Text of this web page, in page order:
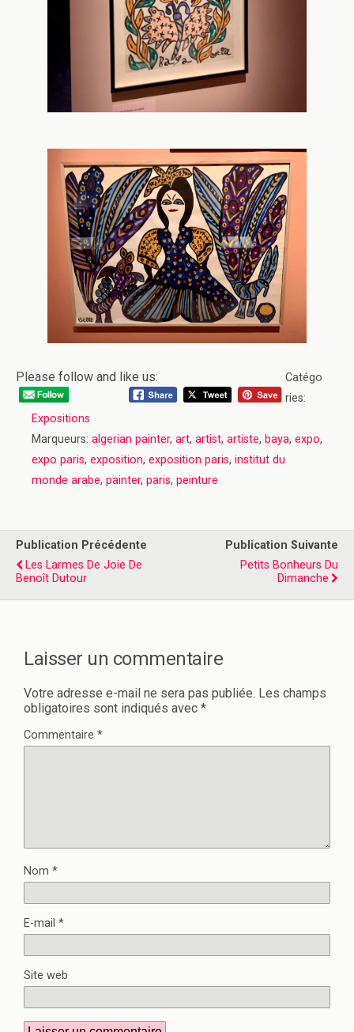
Please follow and like us:
Catégo
ries:
Expositions
Marqueurs: algerian painter, art, artist, artiste, baya, expo,
expo paris, exposition, exposition paris, institut du
monde arabe, painter, paris, peinture
Publication Précédente
Les Larmes De Joie De
Benoît Dutour
Publication Suivante
Petits Bonheurs Du
Dimanche
Laisser un commentaire
Votre adresse e-mail ne sera pas publiée. Les champs
obligatoires sont indiqués avec *
Commentaire *
Nom *
E-mail *
Site web